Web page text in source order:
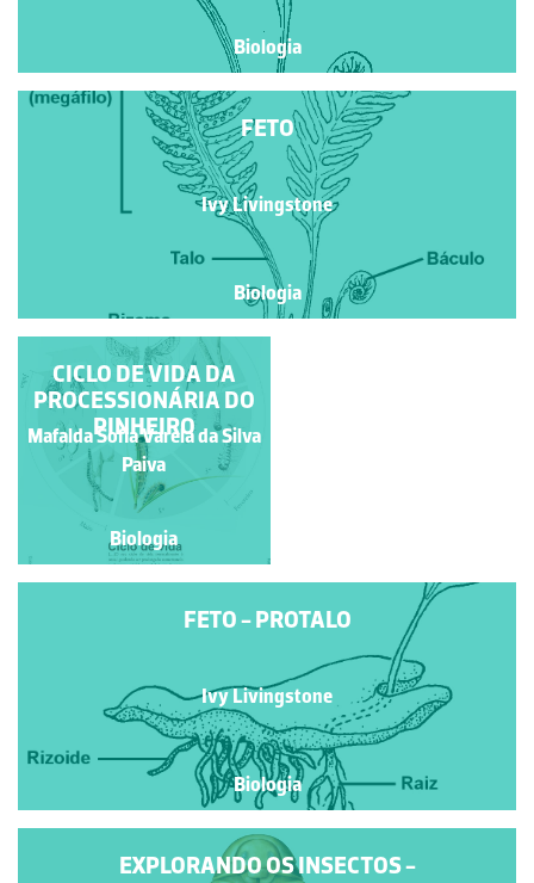
Biologia
FETO
Ivy Livingstone
Biologia
FETO - PROTALO
Ivy Livingstone
Biologia
FETO - PROTALO
Ivy Livingstone
Biologia
CICLO DE VIDA DA
PROCESSIONÁRIA DO
PINHEIRO
Mafalda Sofia Varela da Silva
Paiva
Biologia
EXPLORANDO OS INSECTOS -